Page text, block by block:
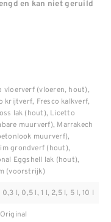
en kan niet geruild
vloerverf (vloeren, hout),
krijtverf, Fresco kalkverf,
lak (hout), Licetto
muurverf), Marrakech
muurverf),
grondverf (hout),
Eggshell lak (hout),
(voorstrijk)
l, 0,5 l, 1 l, 2,5 l, 5 l, 10 l